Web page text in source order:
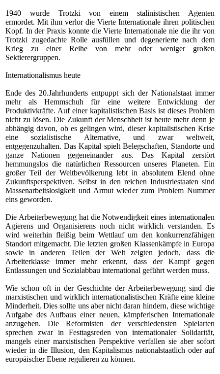
1940 wurde Trotzki von einem stalinistischen Agenten
ermordet. Mit ihm verlor die Vierte Internationale ihren politischen
Kopf. In der Praxis konnte die Vierte Internationale nie die ihr von
Trotzki zugedachte Rolle ausfüllen und degenerierte nach dem
Krieg zu einer Reihe von mehr oder weniger großen
Sektierergruppen.
Internationalismus heute
Ende des 20.Jahrhunderts entpuppt sich der Nationalstaat immer
mehr als Hemmschuh für eine weitere Entwicklung der
Produktivkräfte. Auf einer kapitalistischen Basis ist dieses Problem
nicht zu lösen. Die Zukunft der Menschheit ist heute mehr denn je
abhängig davon, ob es gelingen wird, dieser kapitalistischen Krise
eine sozialistische Alternative, und zwar weltweit,
entgegenzuhalten. Das Kapital spielt Belegschaften, Standorte und
ganze Nationen gegeneinander aus. Das Kapital zerstört
hemmungslos die natürlichen Ressourcen unseres Planeten. Ein
großer Teil der Weltbevölkerung lebt in absolutem Elend ohne
Zukunftsperspektiven. Selbst in den reichen Industriestaaten sind
Massenarbeitslosigkeit und Armut wieder zum Problem Nummer
eins geworden.
Die Arbeiterbewegung hat die Notwendigkeit eines internationalen
Agierens und Organisierens noch nicht wirklich verstanden. Es
wird weiterhin fleißig beim Wettlauf um den konkurrenzfähigen
Standort mitgemacht. Die letzten großen Klassenkämpfe in Europa
sowie in anderen Teilen der Welt zeigten jedoch, dass die
Arbeiterklasse immer mehr erkennt, dass der Kampf gegen
Entlassungen und Sozialabbau international geführt werden muss.
Wie schon oft in der Geschichte der Arbeiterbewegung sind die
marxistischen und wirklich internationalistischen Kräfte eine kleine
Minderheit. Dies sollte uns aber nicht daran hindern, diese wichtige
Aufgabe des Aufbaus einer neuen, kämpferischen Internationale
anzugehen. Die Reformisten der verschiedensten Spielarten
sprechen zwar in Festtagsreden von internationaler Solidarität,
mangels einer marxistischen Perspektive verfallen sie aber sofort
wieder in die Illusion, den Kapitalismus nationalstaatlich oder auf
europäischer Ebene regulieren zu können.